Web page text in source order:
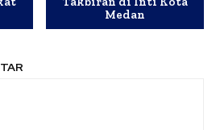
Medan